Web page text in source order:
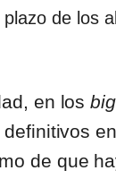
de los
en los
de que